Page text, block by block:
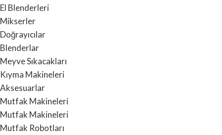
El Blenderleri
Mikserler
Doğrayıcılar
Blenderlar
Meyve Sıkacakları
Kıyma Makineleri
Aksesuarlar
Mutfak Makineleri
Mutfak Makineleri
Mutfak Robotları